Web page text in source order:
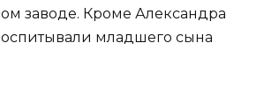
заводе. Кроме Александра
младшего сына